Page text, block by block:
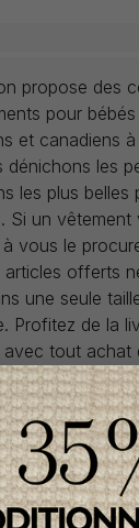
propose des
pour
et canadiens
dénichons les
les plus belles
Si un
vous le
articles offerts
une seule
Profitez de la
avec tout achat
avant
ACCÈS